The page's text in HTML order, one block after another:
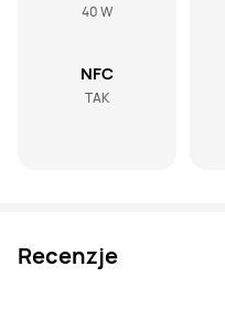
40 W
NFC
TAK
Recenzje